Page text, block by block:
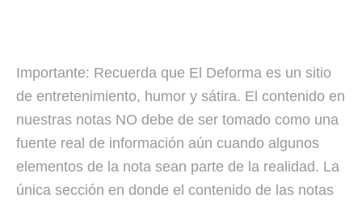
Importante: Recuerda que El Deforma es un sitio
de entretenimiento, humor y sátira. El contenido en
nuestras notas NO debe de ser tomado como una
fuente real de información aún cuando algunos
elementos de la nota sean parte de la realidad. La
única sección en donde el contenido de las notas